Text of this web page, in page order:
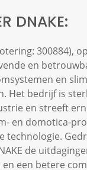
DNAKE:
300884),
en
en
Het bedrijf is
en streeft
en domotica-
technologie.
de
en een betere